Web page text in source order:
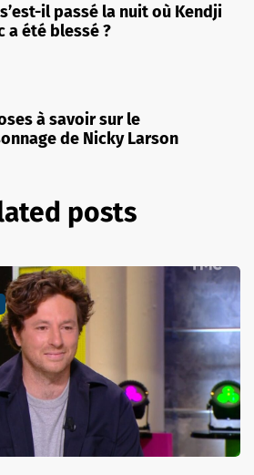
il passé la nuit où Kendji
a été blessé ?
à savoir sur le
de Nicky Larson
posts